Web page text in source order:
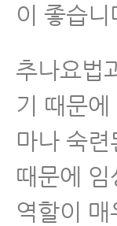
이 좋습니
추나요법
기 때문
마나 숙
때문에
역할이